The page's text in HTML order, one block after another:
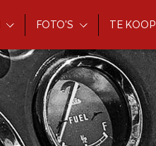
FOTO'S TE KOOP